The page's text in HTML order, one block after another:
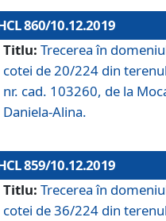
860/10.12.2019
Titlu: Trecerea în
cotei de 20/224 din
nr. cad. 103260, de la
Daniela-Alina.
859/10.12.2019
Titlu: Trecerea în
cotei de 36/224 din